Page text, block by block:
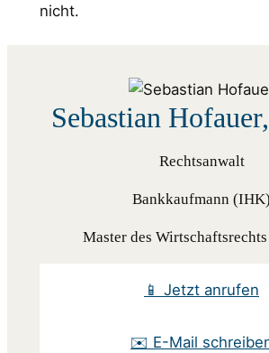
nicht.
Sebastian
Rechtsanwalt
Bankkaufmann (IHK)
Master des
📱 Jetzt anrufen
✉️ E-Mail